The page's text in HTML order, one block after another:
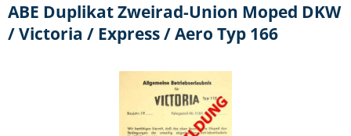
ABE Duplikat Zweirad-Union Moped DKW
/ Victoria / Express / Aero Typ 166